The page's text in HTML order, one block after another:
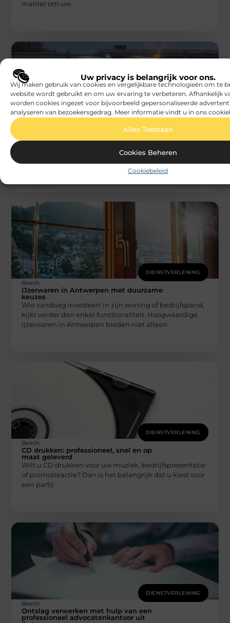
Uw privacy is belangrijk voor ons.
Wij maken gebruik van cookies en vergelijkbare technologieën om te
website wordt gebruikt en om uw ervaring te verbeteren. Afhankelijk
worden cookies ingezet voor bijvoorbeeld gepersonaliseerde
analyseren van bezoekersgedrag. Meer informatie vindt u in ons
Alles Toestaan
Cookies Beheren
Cookiebeleid
manier om uw
DIENSTVERLENING
Brandveiligheid in Antwerpen voor
horecasector een heel eigen dimensie. Restaurants,
cafés en hotels combineren vaak open keukens met
DIENSTVERLENING
Beech
IJzerwaren in Antwerpen met duurzame
keuzes
Wie vandaag investeert in zijn woning of bedrijfspand,
kijkt verder dan enkel functionaliteit. Hoogwaardige
ijzerwaren in Antwerpen bieden niet alleen
DIENSTVERLENING
Beech
CD drukken: professioneel, snel en op
maat geleverd
Wilt u CD drukken voor uw muziek, bedrijfspresentatie
of promotieactie? Dan is het belangrijk dat u kiest voor
een partij
DIENSTVERLENING
Beech
Ontslag verwerken met hulp van een
professioneel advocatenkantoor uit